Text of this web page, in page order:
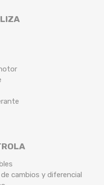
cambios y diferencial